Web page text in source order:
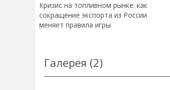
Кризис на топливном рынке: как
сокращение экспорта из России
меняет правила игры
Галерея (2)